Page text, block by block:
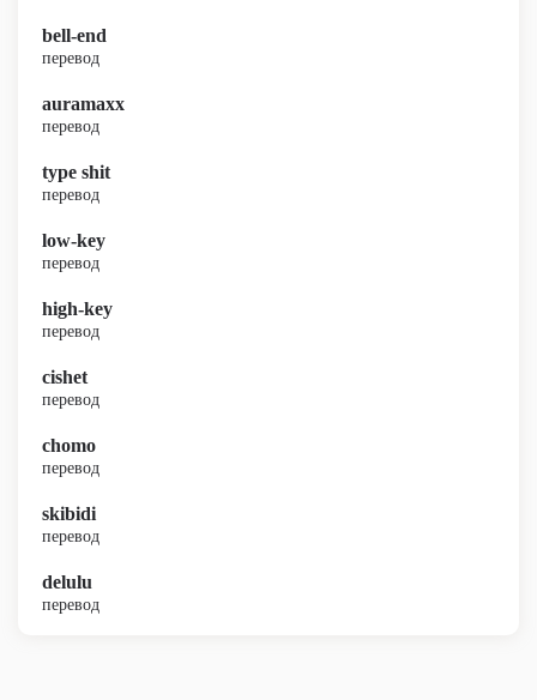
bell-end
перевод
auramaxx
перевод
type shit
перевод
low-key
перевод
high-key
перевод
cishet
перевод
chomo
перевод
skibidi
перевод
delulu
перевод